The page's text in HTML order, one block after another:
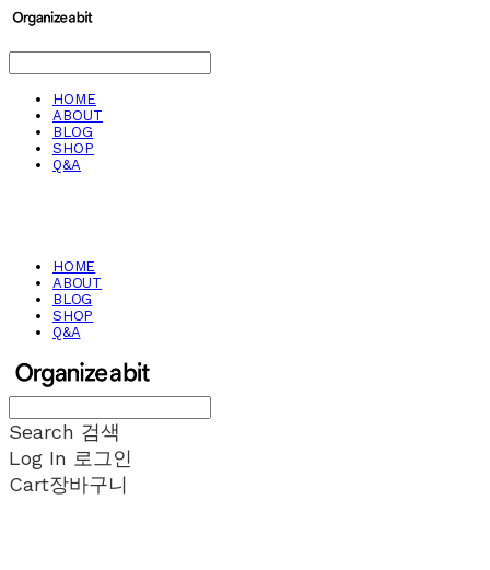
HOME
ABOUT
BLOG
SHOP
Q&A
HOME
ABOUT
BLOG
SHOP
Q&A
Search 검색
Log In 로그인
Cart장바구니